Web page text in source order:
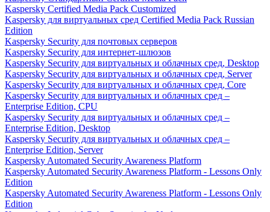
Kaspersky Certified Media Pack Customized
Kaspersky для виртуальных сред Certified Media Pack Russian
Edition
Kaspersky Security для почтовых серверов
Kaspersky Security для интернет-шлюзов
Kaspersky Security для виртуальных и облачных сред, Desktop
Kaspersky Security для виртуальных и облачных сред, Server
Kaspersky Security для виртуальных и облачных сред, Core
Kaspersky Security для виртуальных и облачных сред –
Enterprise Edition, CPU
Kaspersky Security для виртуальных и облачных сред –
Enterprise Edition, Desktop
Kaspersky Security для виртуальных и облачных сред –
Enterprise Edition, Server
Kaspersky Automated Security Awareness Platform
Kaspersky Automated Security Awareness Platform - Lessons Only
Edition
Kaspersky Automated Security Awareness Platform - Lessons Only
Edition